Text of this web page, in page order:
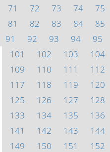
71
72 73 74 75
81
82 83 84 85
91
92 93 94 95
101
102 103 104
109
110 111 112
117
118 119 120
125
126 127 128
133
134 135 136
141
142 143 144
149
150 151 152